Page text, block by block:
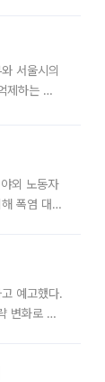
서울시의
제하는 카
외 노동자
폭염 대응
예고했다.
변화로 평